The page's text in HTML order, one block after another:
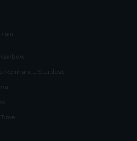
Reinhardt, Sturdust